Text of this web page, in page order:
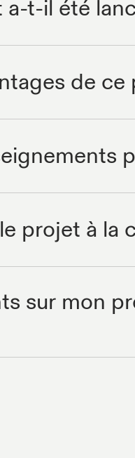
t-il été
de ce
projet à la
sur mon